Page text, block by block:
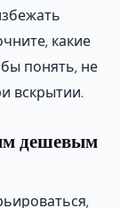
какие
понять, не
вскрытии.
дешевым